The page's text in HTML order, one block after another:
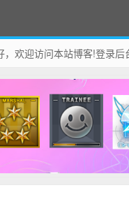
，欢迎访问本站博客!登录后